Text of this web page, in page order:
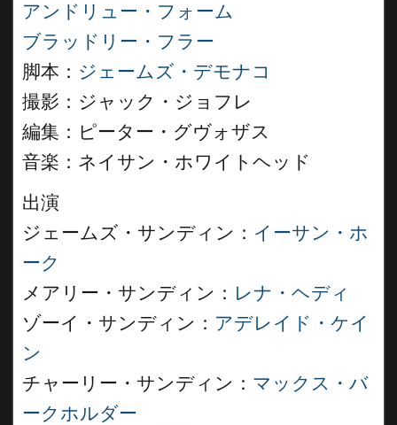
アンドリュー・フォーム
ブラッドリー・フラー
脚本： ジェームズ・デモナコ
撮影：ジャック・ジョフレ
編集：ピーター・グヴォザス
音楽：ネイサン・ホワイトヘッド
出演
ジェームズ・サンディン： イーサン・ホ
ーク
メアリー・サンディン： レナ・ヘディ
ゾーイ・サンディン： アデレイド・ケイ
ン
チャーリー・サンディン： マックス・バ
ークホルダー